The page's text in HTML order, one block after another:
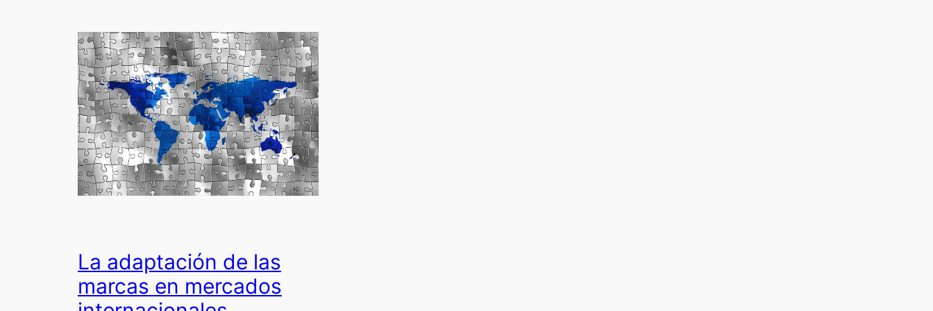
La adaptación de las
marcas en mercados